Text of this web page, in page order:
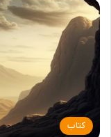
کتاب